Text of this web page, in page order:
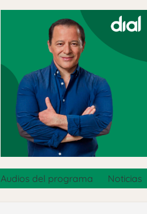
Audios del programa Noticias